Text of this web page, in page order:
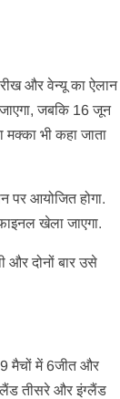
और वेन्यू का ऐलान
जबकि 16 जून
भी कहा जाता
पर आयोजित होगा.
खेला जाएगा.
और दोनों बार उसे
9 मैचों में 6जीत और
तीसरे और इंग्लैंड